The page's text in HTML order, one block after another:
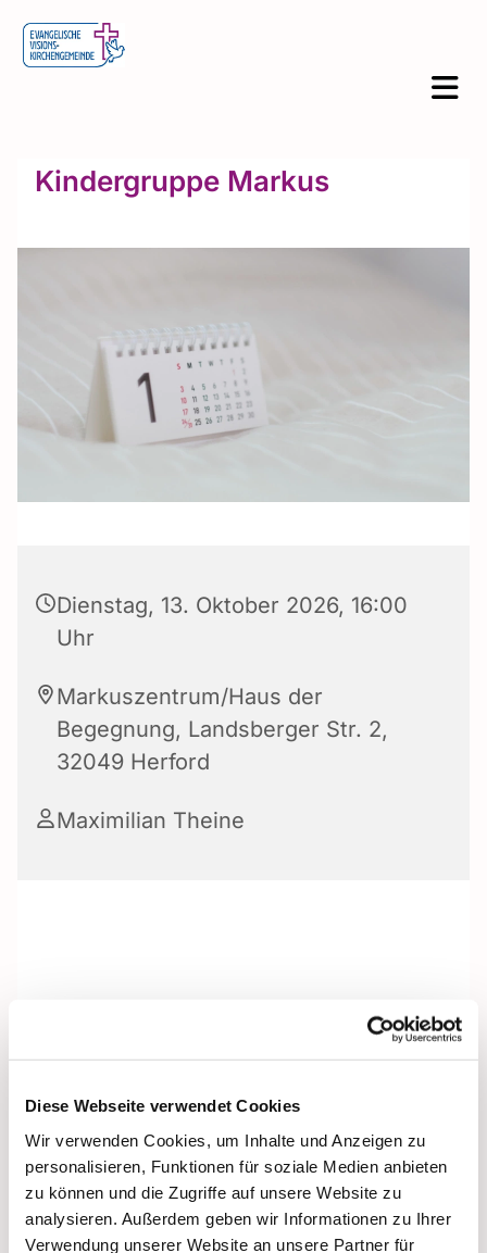
Diese Webseite verwendet Cookies
Wir verwenden Cookies, um Inhalte und Anzeigen zu
personalisieren, Funktionen für soziale Medien anbieten
zu können und die Zugriffe auf unsere Website zu
analysieren. Außerdem geben wir Informationen zu Ihrer
Verwendung unserer Website an unsere Partner für
Kindergruppe Markus
Dienstag, 13. Oktober 2026, 16:00
Uhr
Markuszentrum/Haus der
Begegnung, Landsberger Str. 2,
32049 Herford
Maximilian Theine